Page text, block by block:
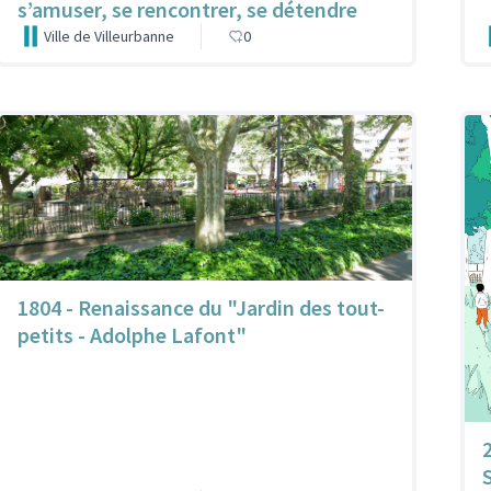
s’amuser, se rencontrer, se détendre
Ville de Villeurbanne 0
1804 - Renaissance du "Jardin des tout-
petits - Adolphe Lafont"